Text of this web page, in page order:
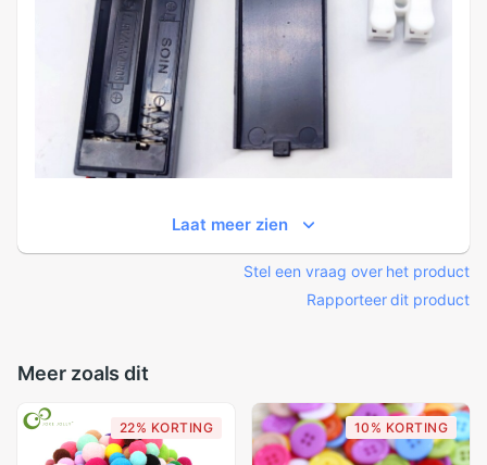
Laat meer zien
Stel een vraag over het product
Rapporteer dit product
Meer zoals dit
22% KORTING 10% KORTING